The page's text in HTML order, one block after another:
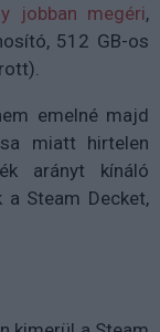
jobban megéri,
512 GB-os
emelné majd
miatt hirtelen
arányt kínáló
Steam Decket,